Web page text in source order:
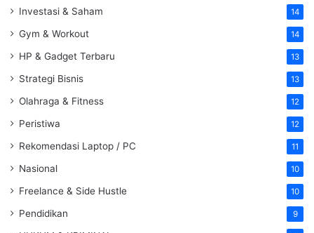
Investasi & Saham 14
Gym & Workout 14
HP & Gadget Terbaru 13
Strategi Bisnis 13
Olahraga & Fitness 12
Peristiwa 12
Rekomendasi Laptop / PC 11
Nasional 10
Freelance & Side Hustle 10
Pendidikan 9